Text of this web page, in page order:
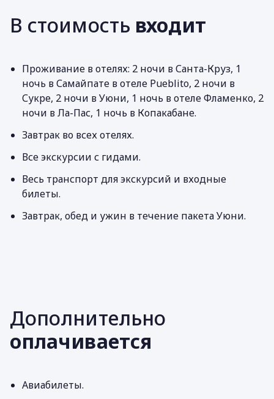
В стоимость входит
Проживание в отелях: 2 ночи в Санта-Круз, 1
ночь в Самайпате в отеле Pueblito, 2 ночи в
Сукре, 2 ночи в Уюни, 1 ночь в отеле Фламенко, 2
ночи в Ла-Пас, 1 ночь в Копакабане.
Завтрак во всех отелях.
Все экскурсии с гидами.
Весь транспорт для экскурсий и входные
билеты.
Завтрак, обед и ужин в течение пакета Уюни.
Дополнительно
оплачивается
Авиабилеты.